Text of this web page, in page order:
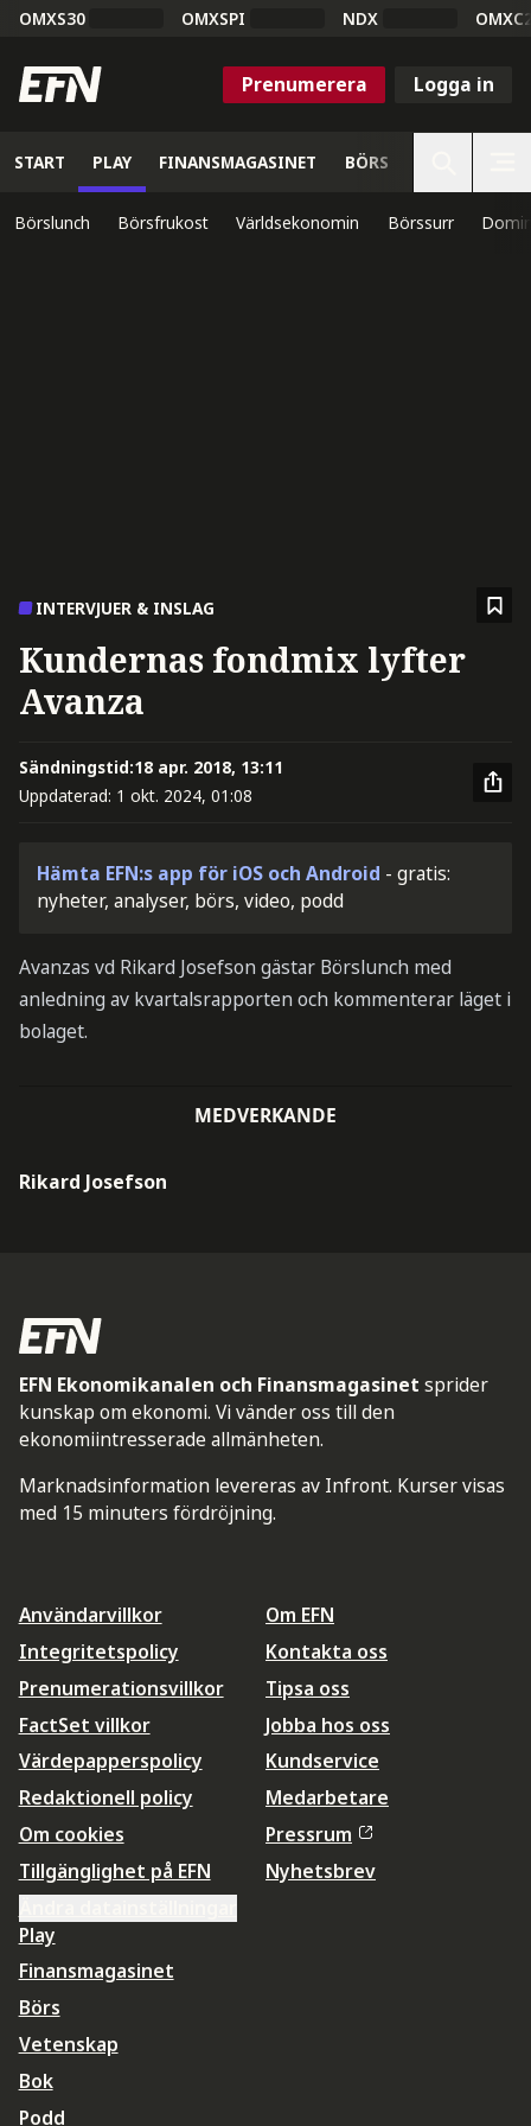
OMXS30 OMXSPI NDX
Prenumerera Logga in
START PLAY FINANSMAGASINET BÖRS
Börslunch Börsfrukost Världsekonomin Börssurr
INTERVJUER & INSLAG
Kundernas fondmix lyfter
Avanza
Sändningstid:18 apr. 2018, 13:11
Uppdaterad: 1 okt. 2024, 01:08
Hämta EFN:s app för iOS och Android - gratis:
nyheter, analyser, börs, video, podd
Avanzas vd Rikard Josefson gästar Börslunch med
anledning av kvartalsrapporten och kommenterar läget i
bolaget.
MEDVERKANDE
Rikard Josefson
EFN Ekonomikanalen och Finansmagasinet sprider
kunskap om ekonomi. Vi vänder oss till den
ekonomiintresserade allmänheten.
Marknadsinformation levereras av Infront. Kurser visas
med 15 minuters fördröjning.
Användarvillkor
Integritetspolicy
Prenumerationsvillkor
FactSet villkor
Värdepapperspolicy
Redaktionell policy
Om cookies
Tillgänglighet på EFN
Om EFN
Kontakta oss
Tipsa oss
Jobba hos oss
Kundservice
Medarbetare
Pressrum
Nyhetsbrev
Play
Finansmagasinet
Börs
Vetenskap
Bok
Podd